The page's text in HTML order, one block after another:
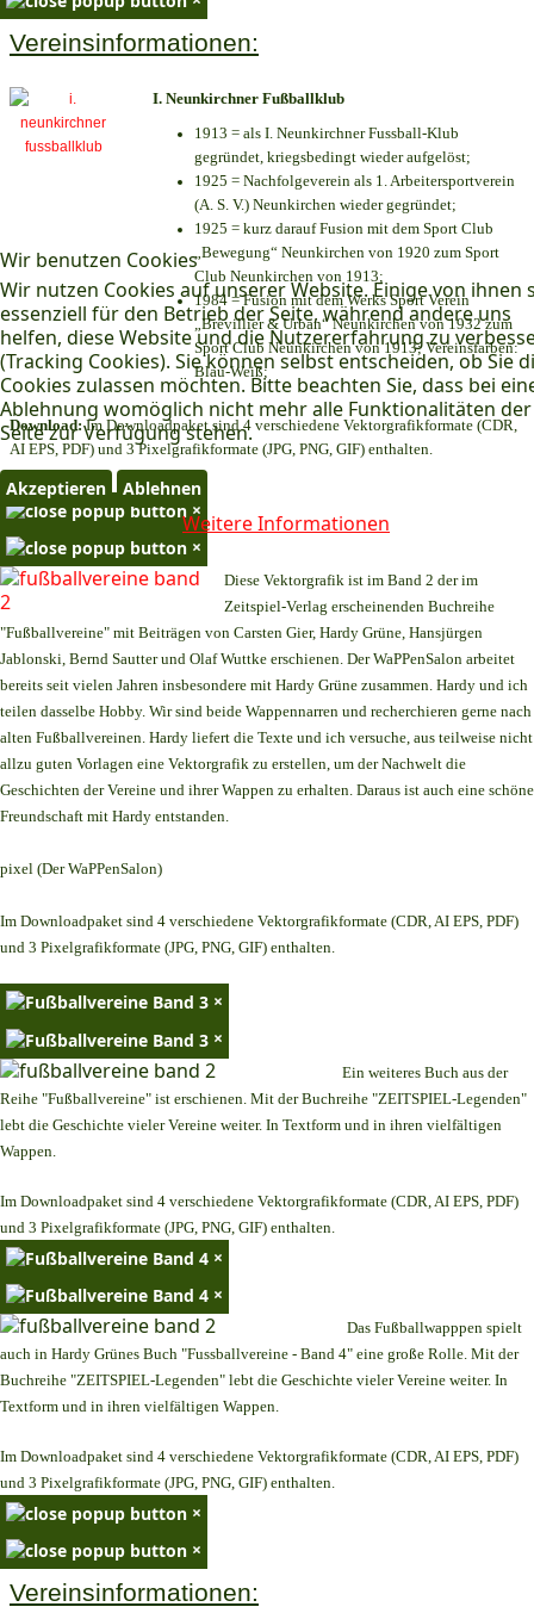
Wir benutzen Cookies
Wir nutzen Cookies auf unserer Website. Einige von ihnen
essenziell für den Betrieb der Seite, während andere uns
helfen, diese Website und die Nutzererfahrung zu
(Tracking Cookies). Sie können selbst entscheiden, ob Sie
Cookies zulassen möchten. Bitte beachten Sie, dass bei
Ablehnung womöglich nicht mehr alle Funktionalitäten der
Seite zur Verfügung stehen.
Akzeptieren Ablehnen
Weitere Informationen
Vereinsinformationen:
I. Neunkirchner Fußballklub
1913 = als I. Neunkirchner Fussball-Klub
gegründet, kriegsbedingt wieder aufgelöst;
1925 = Nachfolgeverein als 1. Arbeitersportverein
(A. S. V.) Neunkirchen wieder gegründet;
1925 = kurz darauf Fusion mit dem Sport Club
„Bewegung“ Neunkirchen von 1920 zum Sport
Club Neunkirchen von 1913;
1984 = Fusion mit dem Werks Sport Verein
„Brevillier & Urban“ Neunkirchen von 1932 zum
Sport Club Neunkirchen von 1913; Vereinsfarben:
Blau-Weiß;
Download:Im Downloadpaket sind 4 verschiedene Vektorgrafikformate (CDR,
AI EPS, PDF) und 3 Pixelgrafikformate (JPG, PNG, GIF) enthalten.
×
×
Diese Vektorgrafik ist im Band 2 der im
Zeitspiel-Verlag erscheinenden Buchreihe
"Fußballvereine" mit Beiträgen von Carsten Gier, Hardy Grüne, Hansjürgen
Jablonski, Bernd Sautter und Olaf Wuttke erschienen. Der WaPPenSalon arbeitet
bereits seit vielen Jahren insbesondere mit Hardy Grüne zusammen. Hardy und ich
teilen dasselbe Hobby. Wir sind beide Wappennarren und recherchieren gerne nach
alten Fußballvereinen. Hardy liefert die Texte und ich versuche, aus teilweise nicht
allzu guten Vorlagen eine Vektorgrafik zu erstellen, um der Nachwelt die
Geschichten der Vereine und ihrer Wappen zu erhalten. Daraus ist auch eine schöne
Freundschaft mit Hardy entstanden.
pixel (Der WaPPenSalon)
Im Downloadpaket sind 4 verschiedene Vektorgrafikformate (CDR, AI EPS, PDF)
und 3 Pixelgrafikformate (JPG, PNG, GIF) enthalten.
×
×
Ein weiteres Buch aus der
Reihe "Fußballvereine" ist erschienen. Mit der Buchreihe "ZEITSPIEL-Legenden"
lebt die Geschichte vieler Vereine weiter. In Textform und in ihren vielfältigen
Wappen.
Im Downloadpaket sind 4 verschiedene Vektorgrafikformate (CDR, AI EPS, PDF)
und 3 Pixelgrafikformate (JPG, PNG, GIF) enthalten.
×
×
Das Fußballwapppen spielt
auch in Hardy Grünes Buch "Fussballvereine - Band 4" eine große Rolle. Mit der
Buchreihe "ZEITSPIEL-Legenden" lebt die Geschichte vieler Vereine weiter. In
Textform und in ihren vielfältigen Wappen.
Im Downloadpaket sind 4 verschiedene Vektorgrafikformate (CDR, AI EPS, PDF)
und 3 Pixelgrafikformate (JPG, PNG, GIF) enthalten.
×
×
Vereinsinformationen: